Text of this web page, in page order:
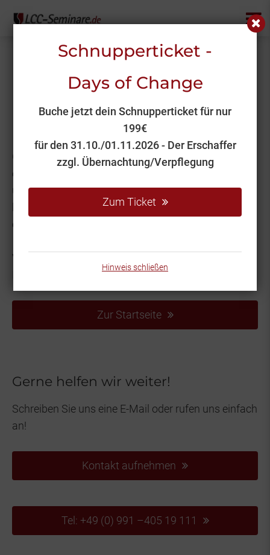
404 - Seite nicht gefunden
Die gewünschte Seite wurde
leider nicht gefunden
Gründe dafür könnten sein, dass Sie eine falsche
oder veraltete URL aufgerufen haben - bitte
überprüfen Sie diese noch einmal. Oder aber wir
haben die betreffende Seite archiviert, verschoben
oder umbenannt.
Vielleicht können Sie den von Ihnen gewünschten
Inhalt über unsere Startseite finden.
Zur Startseite
Gerne helfen wir weiter!
Schreiben Sie uns eine E-Mail oder rufen uns einfach
an!
Kontakt aufnehmen
Tel: +49 (0) 991 –405 19 111
Schnupperticket -
Days of Change
Buche jetzt dein Schnupperticket für nur
199€
für den 31.10./01.11.2026 - Der Erschaffer
zzgl. Übernachtung/Verpflegung
Zum Ticket
Hinweis schließen